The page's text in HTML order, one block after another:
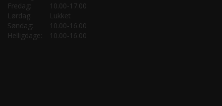
Fredag:
10.00-17.00
Lørdag:
Lukket
Søndag:
10.00-16.00
Helligdage:
10.00-16.00